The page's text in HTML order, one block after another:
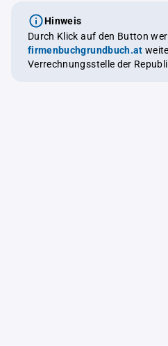
Hinweis
Durch Klick auf den Button
firmenbuchgrundbuch.at weitergeleitet, eine offizielle
Verrechnungsstelle der